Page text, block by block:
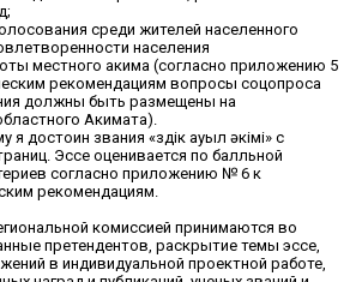
среди жителей населенного
населения
местного акима (согласно приложению 5
рекомендациям вопросы соцопроса
должны быть размещены на
Акимата).
я достоин звания «Үздік ауыл әкімі» с
Эссе оценивается по балльной
согласно приложению № 6 к
рекомендациям.
комиссией принимаются во
претендентов, раскрытие темы эссе,
в индивидуальной проектной работе,